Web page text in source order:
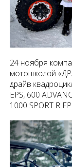
24 ноября
мотошколой
драйв
EPS, 600
1000 SPORT R